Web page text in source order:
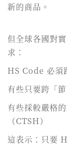
新的商品。
但全球各國對
求：
HS Code 必須
有些只要跨「
有些採較嚴格
（CTSH）
這表示：只要